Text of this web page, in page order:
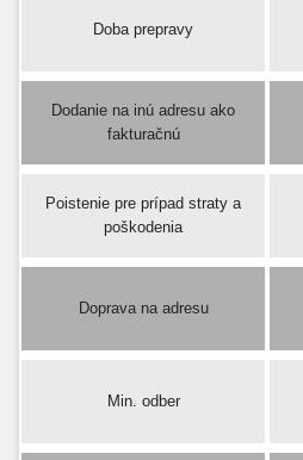
Doba prepravy
Dodanie na inú adresu ako
fakturačnú
Poistenie pre prípad straty a
poškodenia
Doprava na adresu
Min. odber